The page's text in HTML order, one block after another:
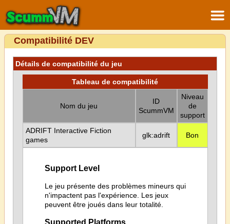
Compatibilité DEV
Détails de compatibilité du jeu
Tableau de compatibilité
Nom du jeu
ID
ScummVM
Niveau
de
support
ADRIFT Interactive Fiction
games
glk:adrift Bon
Support Level
Le jeu présente des problèmes mineurs qui
n'impactent pas l'expérience. Les jeux
peuvent être joués dans leur totalité.
Supported Platforms